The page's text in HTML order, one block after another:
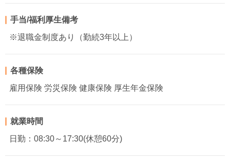
手当/福利厚生備考
※退職金制度あり（勤続3年以上）
各種保険
雇用保険 労災保険 健康保険 厚生年金保険
就業時間
日勤：08:30～17:30(休憩60分)